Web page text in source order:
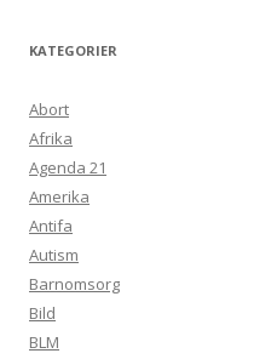
KATEGORIER
Abort
Afrika
Agenda 21
Amerika
Antifa
Autism
Barnomsorg
Bild
BLM